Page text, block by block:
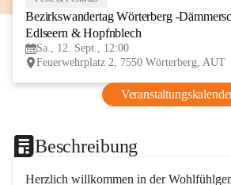
Bezirkswandertag Wörterberg -
Edlseern & Hopfnblech
Sa., 12. Sept., 12:00
Feuerwehrplatz 2, 7550 Wörterberg, AUT
Beschreibung
Herzlich willkommen in der